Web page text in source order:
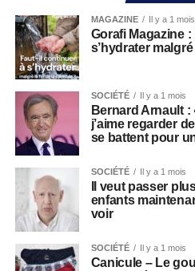
MAGAZINE Il y a 1 mois
Gorafi Magazine
s’hydrater
SOCIÉTÉ Il y a 1 mois
Bernard Arnault :
j’aime regarder
se battent pour
SOCIÉTÉ Il y a 1 mois
Il veut passer
enfants
voir
SOCIÉTÉ Il y a 1 mois
Canicule – Le